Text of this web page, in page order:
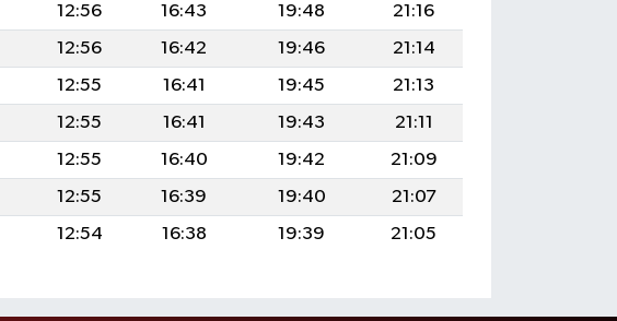
12:56 16:43 19:48
21:16
12:56 16:42 19:46
21:14
12:55 16:41 19:45
21:13
12:55 16:41 19:43
21:11
12:55 16:40 19:42
21:09
12:55 16:39 19:40
21:07
12:54 16:38 19:39 21:05